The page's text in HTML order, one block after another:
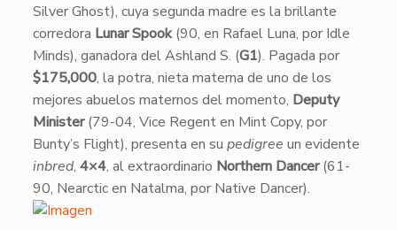
Silver Ghost), cuya segunda madre es la brillante
corredora Lunar Spook(90, en Rafael Luna, por Idle
Minds), ganadora del Ashland S. (G1). Pagada por
$175,000, la potra, nieta materna de uno de los
mejores abuelos maternos del momento, Deputy
Minister(79-04, Vice Regent en Mint Copy, por
Bunty’s Flight), presenta en su pedigree un evidente
inbred, 4×4, al extraordinario Northern Dancer(61-
90, Nearctic en Natalma, por Native Dancer).